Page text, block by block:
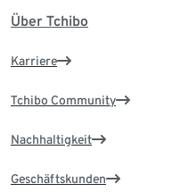
Über Tchibo
Karriere
Tchibo Community
Nachhaltigkeit
Geschäftskunden